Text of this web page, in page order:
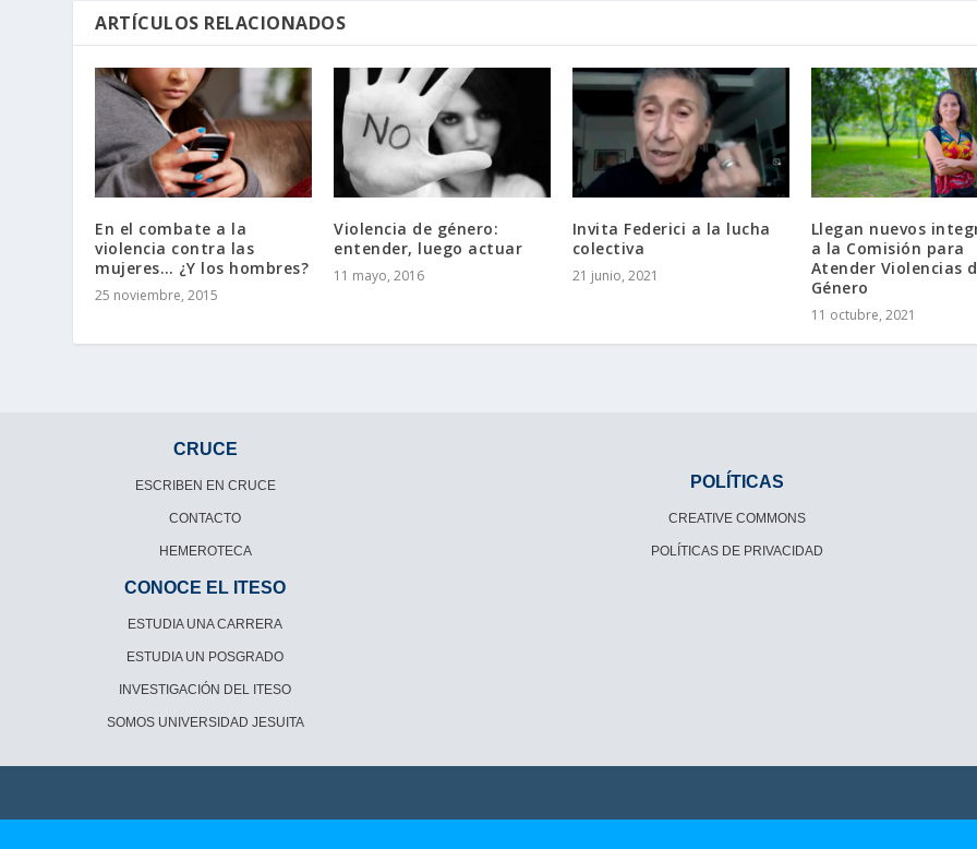
ARTÍCULOS RELACIONADOS
En el combate a la
violencia contra las
mujeres… ¿Y los hombres?
25 noviembre, 2015
Violencia de género:
entender, luego actuar
11 mayo, 2016
Invita Federici a la lucha
colectiva
21 junio, 2021
Llegan nuevos
a la Comisión para
Atender Violencias
Género
11 octubre, 2021
CRUCE
ESCRIBEN EN CRUCE
CONTACTO
HEMEROTECA
POLÍTICAS
CREATIVE COMMONS
POLÍTICAS DE PRIVACIDAD
CONOCE EL ITESO
ESTUDIA UNA CARRERA
ESTUDIA UN POSGRADO
INVESTIGACIÓN DEL ITESO
SOMOS UNIVERSIDAD JESUITA